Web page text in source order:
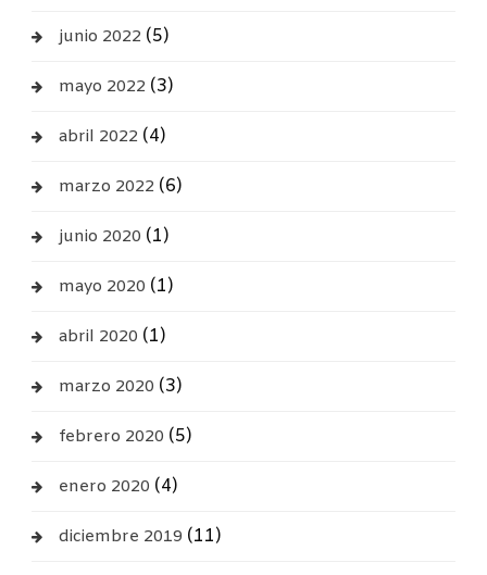
junio 2022 (5)
mayo 2022 (3)
abril 2022 (4)
marzo 2022 (6)
junio 2020 (1)
mayo 2020 (1)
abril 2020 (1)
marzo 2020 (3)
febrero 2020 (5)
enero 2020 (4)
diciembre 2019 (11)